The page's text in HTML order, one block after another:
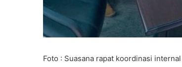
Foto : Suasana rapat koordinasi